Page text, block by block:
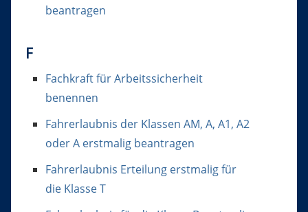
beantragen
F
Fachkraft für Arbeitssicherheit
benennen
Fahrerlaubnis der Klassen AM, A, A1, A2
oder A erstmalig beantragen
Fahrerlaubnis Erteilung erstmalig für
die Klasse T